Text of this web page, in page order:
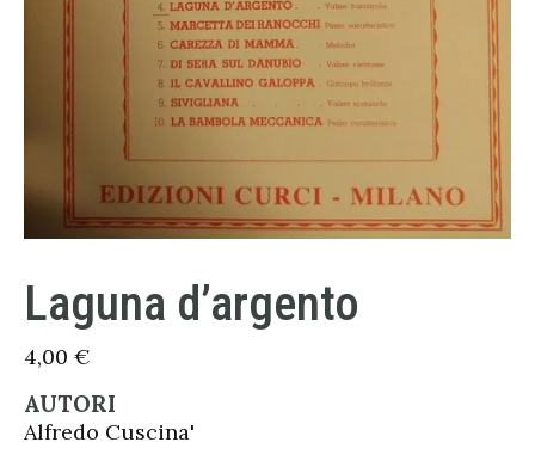
Laguna d’argento
4,00 €
AUTORI
Alfredo Cuscina'